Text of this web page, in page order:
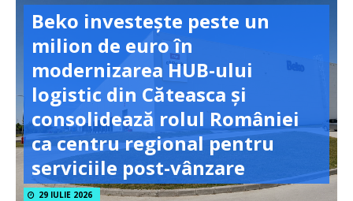
Beko investește peste un
milion de euro în
modernizarea HUB-ului
logistic din Căteasca și
consolidează rolul României
ca centru regional pentru
serviciile post-vânzare
29 IULIE 2026